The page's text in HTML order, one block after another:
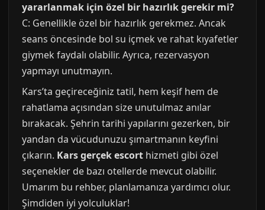
yararlanmak için özel bir hazırlık gerekir mi?
C: Genellikle özel bir hazırlık gerekmez. Ancak
seans öncesinde bol su içmek ve rahat kıyafetler
giymek faydalı olabilir. Ayrıca, rezervasyon
yapmayı unutmayın.
Kars’ta geçireceğiniz tatil, hem keşif hem de
rahatlama açısından size unutulmaz anılar
bırakacak. Şehrin tarihi yapılarını gezerken, bir
yandan da vücudunuzu şımartmanın keyfini
çıkarın. Kars gerçek escort hizmeti gibi özel
seçenekler de bazı otellerde mevcut olabilir.
Umarım bu rehber, planlamanıza yardımcı olur.
Şimdiden iyi yolculuklar!